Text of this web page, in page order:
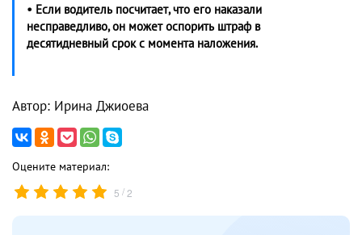
• Если водитель посчитает, что его наказали
несправедливо, он может оспорить штраф в
десятидневный срок с момента наложения.
Автор: Ирина Джиоева
Оцените материал:
5 /2